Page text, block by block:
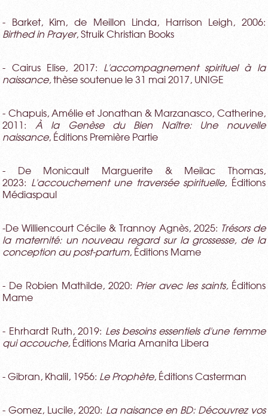
- Barket, Kim, de Meillon Linda, Harrison Leigh, 2006:
Birthed in Prayer, Struik Christian Books
- Cairus Elise, 2017: L'accompagnement spirituel à la
naissance,thèse soutenue le 31 mai 2017, UNIGE
- Chapuis, Amélie et Jonathan & Marzanasco, Catherine,
2011: À la Genèse du Bien Naître: Une nouvelle
naissance, Éditions Première Partie
- De Monicault Marguerite & Meilac Thomas,
2023: L'accouchement une traversée spirituelle, Éditions
Médiaspaul
-De Williencourt Cécile & Trannoy Agnès, 2025: Trésors de
la maternité: un nouveau regard sur la grossesse, de la
conception au post-partum, Éditions Mame
- De Robien Mathilde, 2020: Prier avec les saints, Éditions
Mame
- Ehrhardt Ruth, 2019: Les besoins essentiels d'une femme
qui accouche, Éditions Maria Amanita Libera
- Gibran, Khalil, 1956: Le Prophète, Éditions Casterman
- Gomez, Lucile, 2020: La naisance en BD: Découvrez vos